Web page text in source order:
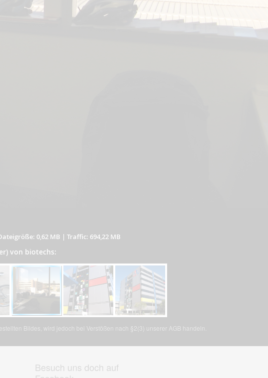
0,62 MB | Traffic: 694,22 MB
von biotechs:
Bildes, wird jedoch bei Verstößen nach §2(3) unserer AGB handeln.
Besuch uns doch auf